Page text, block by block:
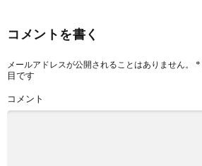
コメントを書く
メールアドレスが公開されることはありません。 *
目です
コメント